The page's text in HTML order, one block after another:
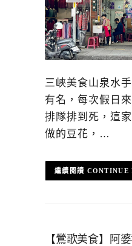
三峽美食山泉水
有名，每次假日
排隊排到死，這
做的豆花，…
CONTINUE
【鶯歌美食】阿